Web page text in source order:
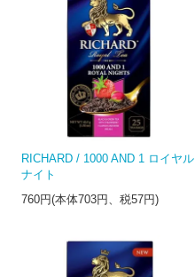
RICHARD / 1000 AND 1 ロイヤル
ナイト
760円(本体703円、税57円)